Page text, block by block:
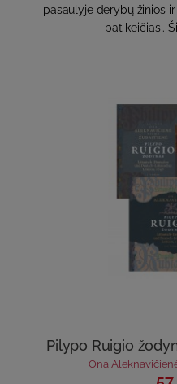
pasaulyje derybų žinios
pat keičiasi.
Pilypo Ruigio
Ona